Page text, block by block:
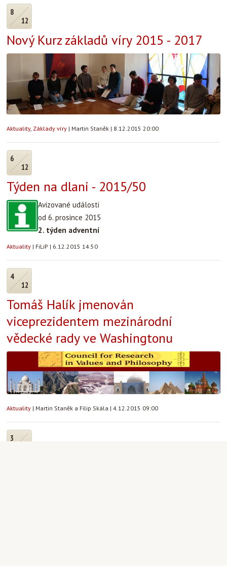
8
12
Nový Kurz základů víry 2015 - 2017
Aktuality, Základy víry | Martin Staněk | 8.12.2015 20:00
6
12
Týden na dlani - 2015/50
Avizované události
od 6. prosince 2015
2. týden adventní
Aktuality | FiLiP | 6.12.2015 14:50
4
12
Tomáš Halík jmenován
viceprezidentem mezinárodní
vědecké rady ve Washingtonu
Aktuality | Martin Staněk a Filip Skála | 4.12.2015 09:00
3